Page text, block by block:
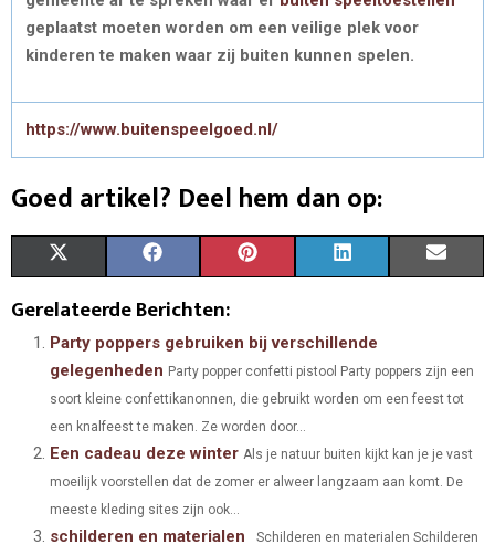
geplaatst moeten worden om een veilige plek voor
kinderen te maken waar zij buiten kunnen spelen.
https://www.buitenspeelgoed.nl/
Goed artikel? Deel hem dan op:
A
R
O
T
W
T
T
E
R
O
C
E
O
K
A
R
O
N
T
R
S
A
R
O
N
K
D
N
R
O
I
Gerelateerde Berichten:
Party poppers gebruiken bij verschillende
gelegenheden Party popper confetti pistool Party poppers zijn een
soort kleine confettikanonnen, die gebruikt worden om een feest tot
een knalfeest te maken. Ze worden door...
Een cadeau deze winter Als je natuur buiten kijkt kan je je vast
moeilijk voorstellen dat de zomer er alweer langzaam aan komt. De
meeste kleding sites zijn ook...
schilderen en materialen
Schilderen en materialen Schilderen